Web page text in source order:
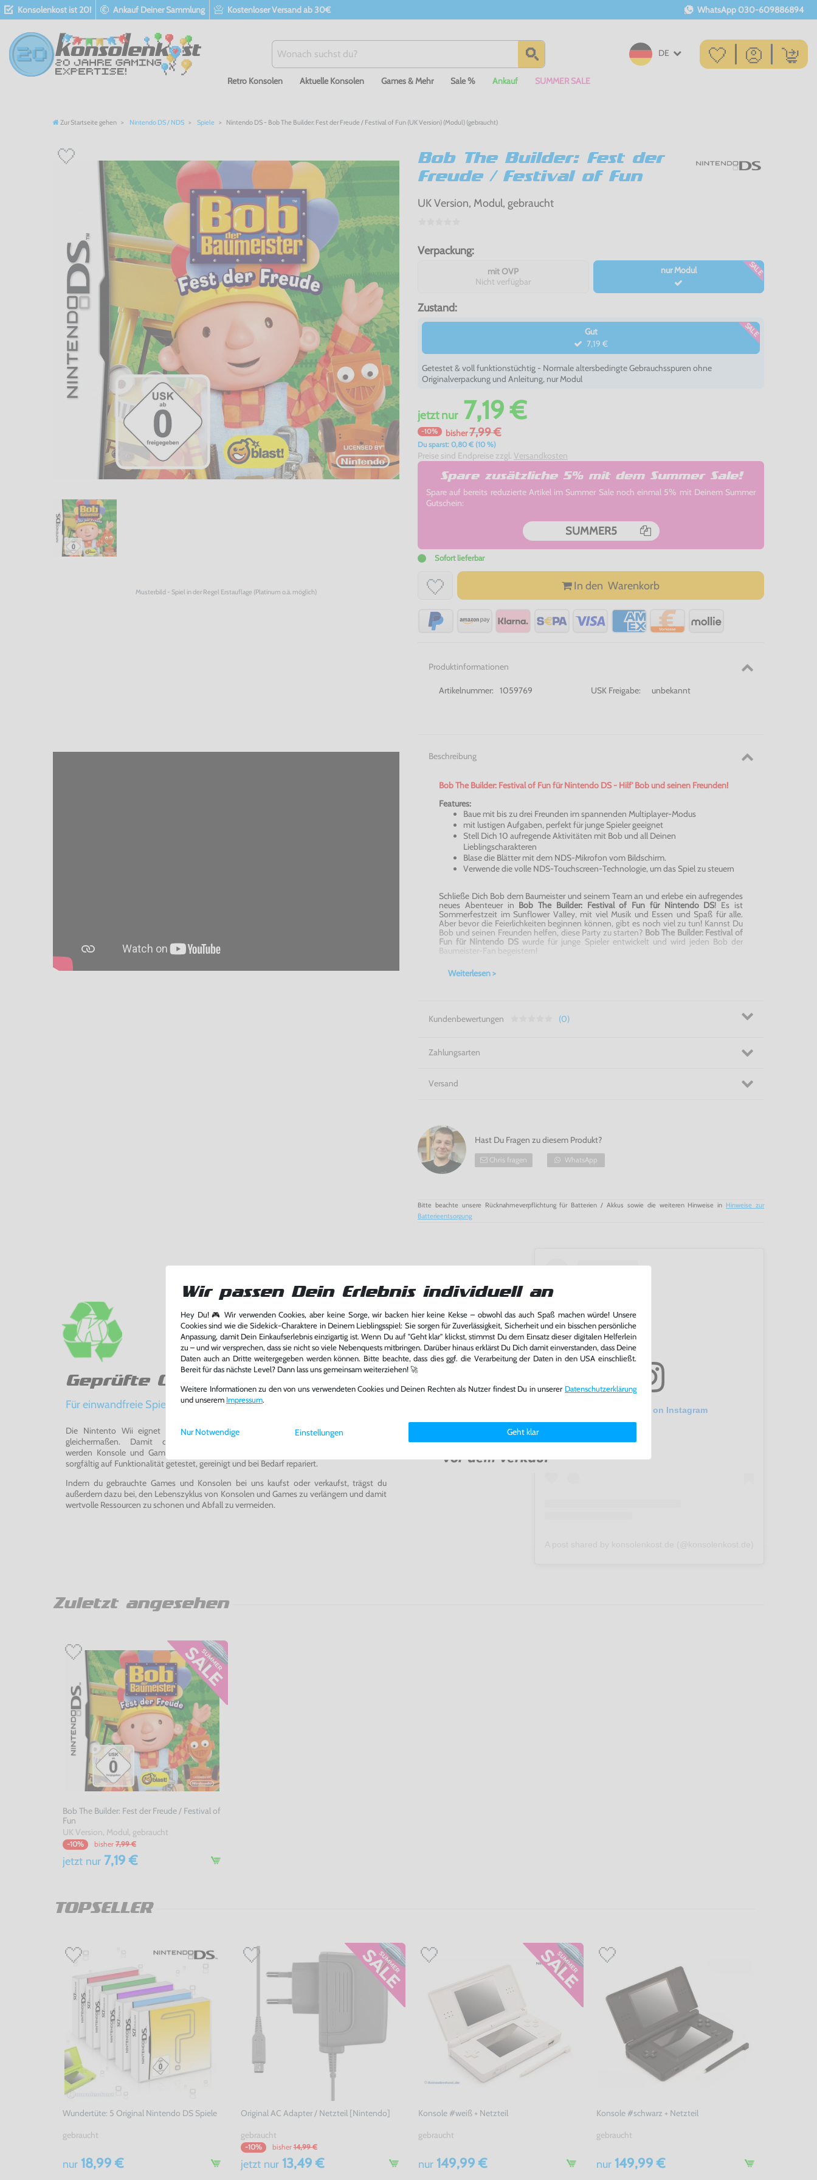
Konsolenkost ist 20! Ankauf Deiner Sammlung Kostenloser Versand ab 30€ WhatsApp 030-609886894
DE
Retro Konsolen Aktuelle Konsolen Games & Mehr Sale % Ankauf SUMMER SALE
Zur Startseite gehen Nintendo DS / NDS Spiele Nintendo DS - Bob The Builder: Fest der Freude / Festival of Fun (UK Version) (Modul) (gebraucht)
Musterbild - Spiel in der Regel Erstauflage (Platinum o.ä. möglich)
Bob The Builder: Fest der
Freude / Festival of Fun
UK Version, Modul, gebraucht
Verpackung:
mit OVP
Nicht verfügbar
nur Modul SALE
Zustand:
Gut
7,19 €
SALE
Getestet & voll funktionstüchtig - Normale altersbedingte Gebrauchsspuren ohne
Originalverpackung und Anleitung, nur Modul
jetztnur7,19 €
-10% bisher7,99 €
Du sparst: 0,80 € (10 %)
Preise sind Endpreise zzgl. Versandkosten
Spare zusätzliche 5% mit dem Summer Sale!
Spare auf bereits reduzierte Artikel im Summer Sale noch einmal 5% mit Deinem Summer
Gutschein:
SUMMER5
Sofort lieferbar
In den Warenkorb
Produktinformationen
Artikelnummer: 1059769 USK Freigabe: unbekannt
Beschreibung
Bob The Builder: Festival of Fun für Nintendo DS - Hilf' Bob und seinen Freunden!
Features:
Baue mit bis zu drei Freunden im spannenden Multiplayer-Modus
mit lustigen Aufgaben, perfekt für junge Spieler geeignet
Stell Dich 10 aufregende Aktivitäten mit Bob und all Deinen
Lieblingscharakteren
Blase die Blätter mit dem NDS-Mikrofon vom Bildschirm.
Verwende die volle NDS-Touchscreen-Technologie, um das Spiel zu steuern
Schließe Dich Bob dem Baumeister und seinem Team an und erlebe ein aufregendes
neues Abenteuer in Bob The Builder: Festival of Fun für Nintendo DS! Es ist
Sommerfestzeit im Sunflower Valley, mit viel Musik und Essen und Spaß für alle.
Aber bevor die Feierlichkeiten beginnen können, gibt es noch viel zu tun! Kannst Du
Bob und seinen Freunden helfen, diese Party zu starten? Bob The Builder: Festival of
Fun für Nintendo DS wurde für junge Spieler entwickelt und wird jeden Bob der
Baumeister-Fan begeistern!
Ein riesen Spaß! - Bob The Builder: Festival of Fun für Nintendo DS!
Weiterlesen >
Kundenbewertungen (0)
Zahlungsarten
Versand
Hast Du Fragen zu diesem Produkt?
Chris fragen WhatsApp
Bitte beachte unsere Rücknahmeverpflichtung für Batterien / Akkus sowie die weiteren Hinweise in Hinweise zur
Batterieentsorgung
Geprüfte Qualität
Für einwandfreie Spielerlebnisse
Die Nintento Wii eignet sich perfekt für Retro-Gaming-Fans und neue Entdecker
gleichermaßen. Damit du ein einwandfreies Spielerlebnis genießen kannst,
werden Konsole und Game in unserer Reparatur-Werkstatt von unseren Fachkräften
sorgfältig auf Funktionalität getestet, gereinigt und bei Bedarf repariert.
Indem du gebrauchte Games und Konsolen bei uns kaufst oder verkaufst, trägst du
außerdem dazu bei, den Lebenszyklus von Konsolen und Games zu verlängern und damit
wertvolle Ressourcen zu schonen und Abfall zu vermeiden.
View this post on Instagram
Zuletzt angesehen
Bob The Builder: Fest der Freude / Festival of
Fun
UK Version, Modul, gebraucht
-10% bisher 7,99 €
jetzt nur 7,19 €
TOPSELLER
Wundertüte: 5 Original Nintendo DS Spiele
gebraucht
nur 18,99 €
Original AC Adapter / Netzteil [Nintendo]
gebraucht
-10% bisher 14,99 €
jetzt nur13,49 €
Konsole #weiß + Netzteil
gebraucht
nur 149,99 €
Konsole #schwarz + Netzteil
gebraucht
nur149,99 €
Wir passen Dein Erlebnis individuell an
Hey Du! 🎮 Wir verwenden Cookies, aber keine Sorge, wir backen hier keine Kekse – obwohl das auch Spaß machen würde! Unsere
Cookies sind wie die Sidekick-Charaktere in Deinem Lieblingsspiel: Sie sorgen für Zuverlässigkeit, Sicherheit und ein bisschen persönliche
Anpassung, damit Dein Einkaufserlebnis einzigartig ist. Wenn Du auf "Geht klar" klickst, stimmst Du dem Einsatz dieser digitalen Helferlein
zu – und wir versprechen, dass sie nicht so viele Nebenquests mitbringen. Darüber hinaus erklärst Du Dich damit einverstanden, dass Deine
Daten auch an Dritte weitergegeben werden können. Bitte beachte, dass dies ggf. die Verarbeitung der Daten in den USA einschließt.
Bereit für das nächste Level? Dann lass uns gemeinsam weiterziehen! 🚀
Weitere Informationen zu den von uns verwendeten Cookies und Deinen Rechten als Nutzer findest Du in unserer Daten­schutz­erklärung
und unserem Impressum.
Einstellungen Geht klar
Nur Notwendige